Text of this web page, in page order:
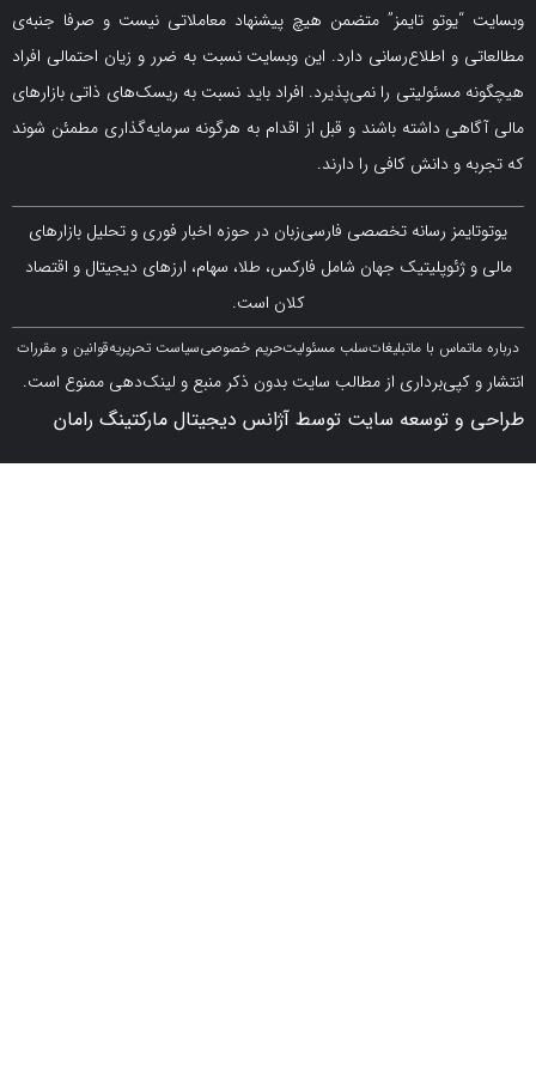
تایمز” متضمن هیچ پیشنهاد معاملاتی نیست و صرفا جنبه‌ی
اطلاع‌رسانی دارد. این وبسایت نسبت به ضرر و زیان احتمالی افراد
را نمی‌پذیرد. افراد باید نسبت به ریسک‌های ذاتی بازارهای
داشته باشند و قبل از اقدام به هرگونه سرمایه‌گذاری مطمئن شوند
دانش کافی را دارند.
رسانه تخصصی فارسی‌زبان در حوزه اخبار فوری و تحلیل بازارهای
جهان شامل فارکس، طلا، سهام، ارزهای دیجیتال و اقتصاد
با ما تبلیغاتسلب مسئولیتحریم خصوصیسیاست تحریریهقوانین و مقررات
از مطالب سایت بدون ذکر منبع و لینک‌دهی ممنوع است.
سایت توسط آژانس دیجیتال مارکتینگ رامان